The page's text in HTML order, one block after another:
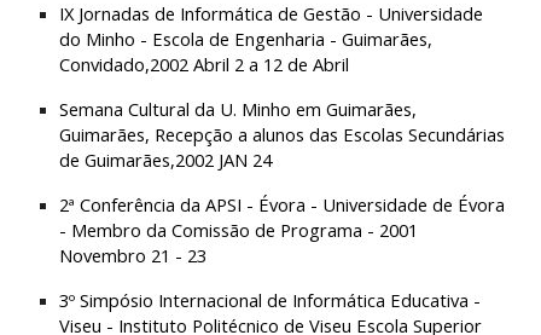
IX Jornadas de Informática de Gestão - Universidade
do Minho - Escola de Engenharia - Guimarães,
Convidado,2002 Abril 2 a 12 de Abril
Semana Cultural da U. Minho em Guimarães,
Guimarães, Recepção a alunos das Escolas Secundárias
de Guimarães,2002 JAN 24
2ª Conferência da APSI - Évora - Universidade de Évora
- Membro da Comissão de Programa - 2001
Novembro 21 - 23
3º Simpósio Internacional de Informática Educativa -
Viseu - Instituto Politécnico de Viseu Escola Superior